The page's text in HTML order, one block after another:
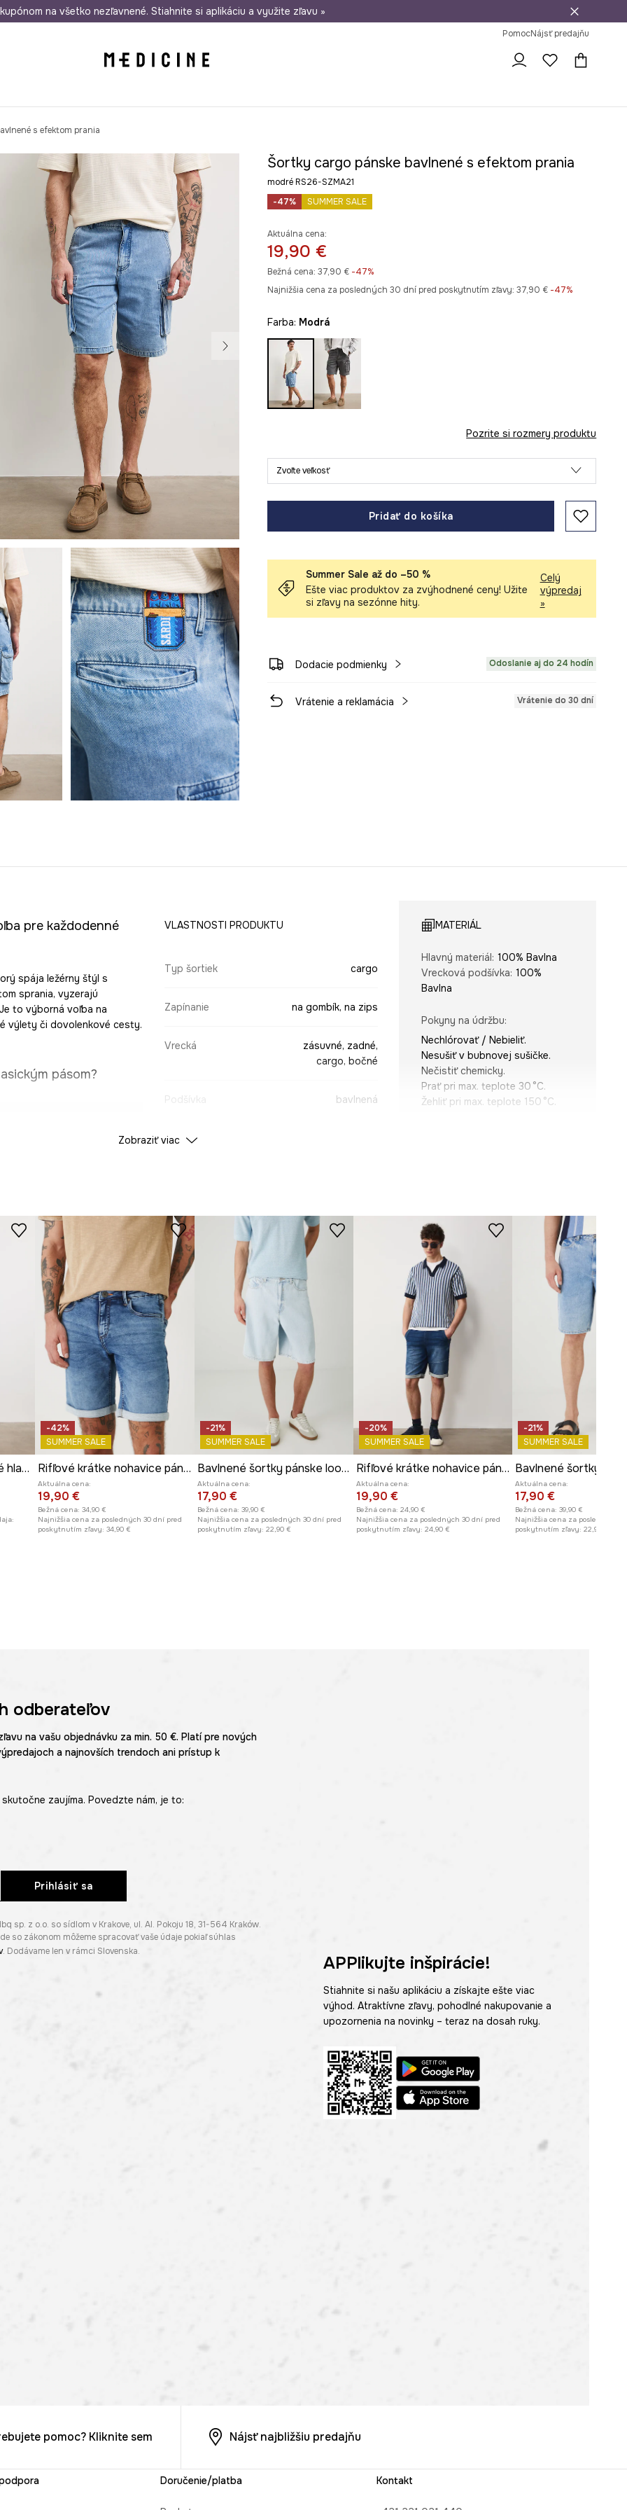
od 50 € Odoslanie aj do 24 hodín 30 dní na vrátenie tovaru
kupónom na všetko nezľavnené. Stiahnite si aplikáciu a využite zľavu »
PomocNájsť predajňu
s efektom prania
Šortky cargo pánske bavlnené s efektom prania
modré RS26-SZMA21
-47%
SUMMER SALE
Aktuálna cena:
19,90 €
Bežná cena: 37,90 €-47%
Najnižšia cena za posledných 30 dní pred poskytnutím zľavy: 37,90 € -47%
Farba: modrá
Pozrite si rozmery produktu
Zvoľte veľkosť
Pridať do košíka
Summer Sale až do –50 %
Ešte viac produktov za zvýhodnené ceny! Užite
si zľavy na sezónne hity.
Celý
výpredaj
»
Dodacie podmienky Odoslanie aj do 24 hodín
Vrátenie a reklamácia Vrátenie do 30 dní
pre každodenné
spája ležérny štýl s
sprania, vyzerajú
to výborná voľba na
výlety či dovolenkové cesty.
pásom?
sa
k pohodliu
používanie,
a zároveň
drobností.
vďaka
mierne
VLASTNOSTI PRODUKTU
Typ šortiek cargo
Zapínanie na gombík, na zips
Vrecká
zásuvné, zadné,
cargo, bočné
Podšívka bavlnená
Štruktúra
Farba
ID produktu RS26-SZMA21-50J
Výrobca
MATERIÁL
Hlavný materiál: 100% Bavlna
Vrecková podšívka: 100%
Bavlna
Pokyny na údržbu:
Nechlórovať / Nebieliť.
Nesušiť v bubnovej sušičke.
Nečistiť chemicky.
Prať pri max. teplote 30 °C.
Žehliť pri max. teplote 150 °C.
ROZMERY
Vnútorná dĺžka nohavíc
27 cm
Šírka nohavíc na spodku
28,5
cm
Rozmery uvedené pre veľkosť
31.
Šírka v páse
Výška sedu
Šírka v bokoch
Model je vysoký 188 cm a má na
sebe veľkosť 31
Pozrite si rozmery produktu
Zobraziť viac
Šortky pánske bavlnené hladké
-42%
SUMMER SALE
Rifľové krátke nohavice pánske rebrovaný
Aktuálna cena:
19,90 €
Bežná cena: 34,90 €
Najnižšia cena za posledných 30 dní pred
poskytnutím zľavy: 34,90 €
-21%
SUMMER SALE
Bavlnené šortky pánske loose s praným efektom
Aktuálna cena:
17,90 €
Bežná cena: 39,90 €
Najnižšia cena za posledných 30 dní pred
poskytnutím zľavy: 22,90 €
-20%
SUMMER SALE
Rifľové krátke nohavice pánske s praným efektom
Aktuálna cena:
19,90 €
Bežná cena: 24,90 €
Najnižšia cena za posledných 30 dní pred
poskytnutím zľavy: 24,90 €
-21%
SUMMER SALE
Aktuálna cena:
17,90 €
Bežná cena: 39,90 €
Najnižšia cena za posledných
poskytnutím zľavy: 22,90 €
odberateľov
na vašu objednávku za min. 50 €. Platí pre nových
a najnovších trendoch ani prístup k
zaujíma. Povedzte nám, je to:
Prihlásiť sa
z o.o. so sídlom v Krakove, ul. Al. Pokoju 18, 31-564 Kraków.
so zákonom môžeme spracovať vaše údaje pokiaľ súhlas
. Dodávame len v rámci Slovenska.
APPlikujte inšpirácie!
Stiahnite si našu aplikáciu a získajte ešte viac
výhod. Atraktívne zľavy, pohodlné nakupovanie a
upozornenia na novinky – teraz na dosah ruky.
pomoc? Kliknite sem Nájsť najbližšiu predajňu
Doručenie/platba Kontakt